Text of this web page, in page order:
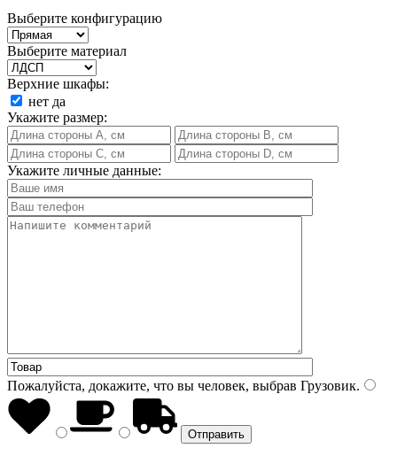
Выберите конфигурацию
Выберите материал
Верхние шкафы:
нет да
Укажите размер:
Укажите личные данные:
Пожалуйста, докажите, что вы человек, выбрав Грузовик.